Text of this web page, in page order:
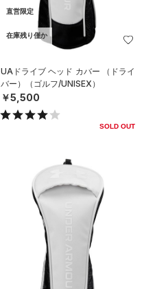
直営限定
在庫残り僅か
UAドライブ ヘッド カバー （ドライ
バー）（ゴルフ/UNISEX）
￥5,500
SOLD OUT